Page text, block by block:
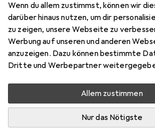
Wenn du allem zustimmst, können wir
darüber hinaus nutzen, um dir
zu zeigen, unsere Webseite zu
Werbung auf unseren und anderen
anzuzeigen. Dazu können bestimmte
Dritte und Werbepartner
Allem zustimmen
Nur das Nötigste
Olfonis.
Relevanz
Produktliste
Keine Produkte